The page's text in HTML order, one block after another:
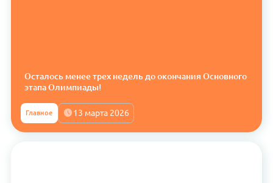
Осталось менее трех недель до окончания Основного
этапа Олимпиады!
Главное 13 марта 2026